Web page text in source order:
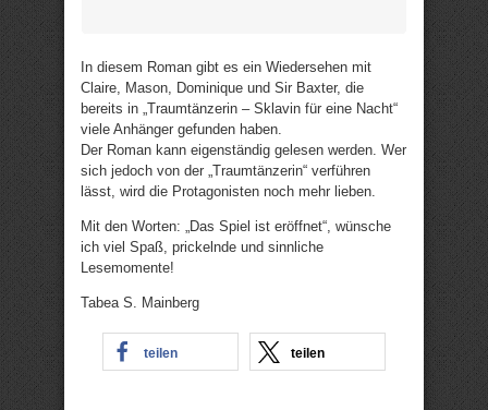
In diesem Roman gibt es ein Wiedersehen mit
Claire, Mason, Dominique und Sir Baxter, die
bereits in „Traumtänzerin – Sklavin für eine Nacht“
viele Anhänger gefunden haben.
Der Roman kann eigenständig gelesen werden. Wer
sich jedoch von der „Traumtänzerin“ verführen
lässt, wird die Protagonisten noch mehr lieben.
Mit den Worten: „Das Spiel ist eröffnet“, wünsche
ich viel Spaß, prickelnde und sinnliche
Lesemomente!
Tabea S. Mainberg
teilen teilen